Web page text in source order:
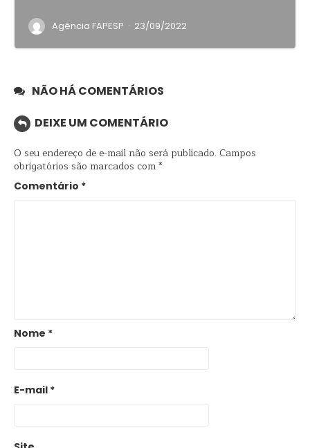
Agência FAPESP · 23/09/2022
NÃO HÁ COMENTÁRIOS
DEIXE UM COMENTÁRIO
O seu endereço de e-mail não será publicado. Campos
obrigatórios são marcados com*
Comentário *
Nome *
E-mail *